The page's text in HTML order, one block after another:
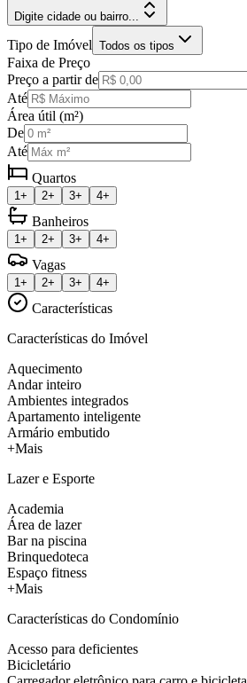
Digite cidade ou bairro...
Tipo de Imóvel Todos os tipos
Faixa de Preço
Preço a partir de
Até
Área útil (m²)
De
Até
Quartos
1+ 2+ 3+ 4+
Banheiros
1+ 2+ 3+ 4+
Vagas
1+ 2+ 3+ 4+
Características
Características do Imóvel
Aquecimento
Andar inteiro
Ambientes integrados
Apartamento inteligente
Armário embutido
+Mais
Lazer e Esporte
Academia
Área de lazer
Bar na piscina
Brinquedoteca
Espaço fitness
+Mais
Características do Condomínio
Acesso para deficientes
Bicicletário